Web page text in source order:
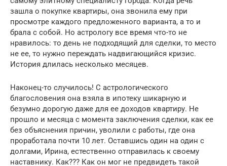
зашла о покупке квартиры, она звонила ему при
просмотре каждого предложенного варианта, а то и
брала с собой. Но астрологу все время что-то не
нравилось: то день не подходящий для сделки, то место
не ее, то нужно переждать надвигающийся кризис.
История длилась несколько месяцев.
Наконец-то случилось! С астрологического
благословения она взяла в ипотеку шикарную и
безумно дорогую даже для ее доходов квартиру. Не
прошло и месяца с момента заключения сделки, как ее
без объяснения причин, уволили с работы, где она
проработала почти 10 лет. Оставшись один на один с
долгами, Ирина, естественно отправилась к своему
наставнику. Как??? Как он мог не предвидеть такой